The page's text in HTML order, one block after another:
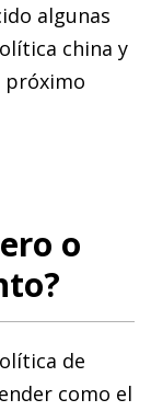
algunas
china y
próximo
o
de
como el